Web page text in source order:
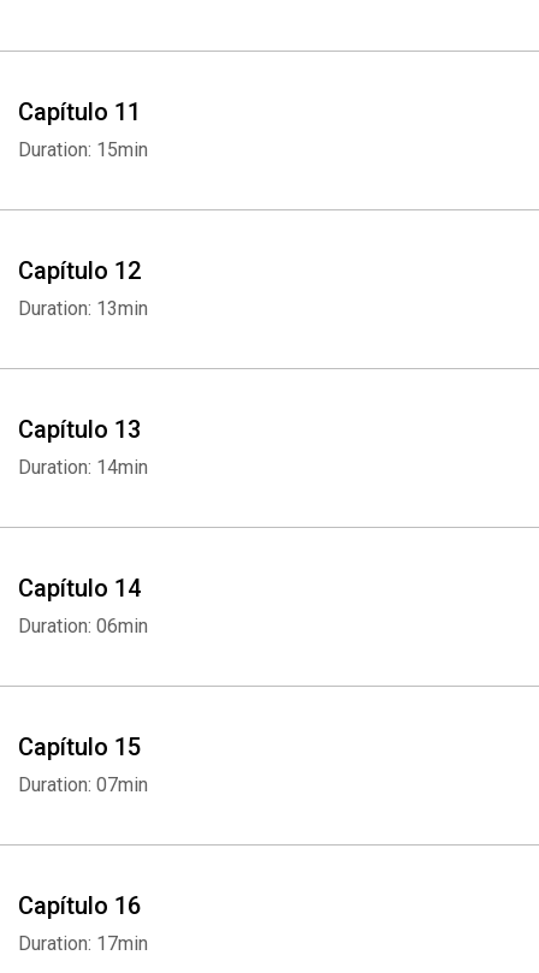
Capítulo 11
Duration: 15min
Capítulo 12
Duration: 13min
Capítulo 13
Duration: 14min
Capítulo 14
Duration: 06min
Capítulo 15
Duration: 07min
Capítulo 16
Duration: 17min